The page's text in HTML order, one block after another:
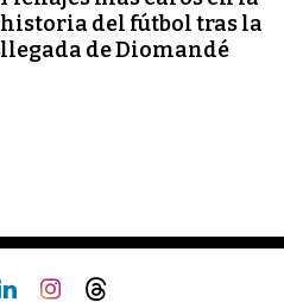
historia del fútbol tras la
llegada de Diomandé